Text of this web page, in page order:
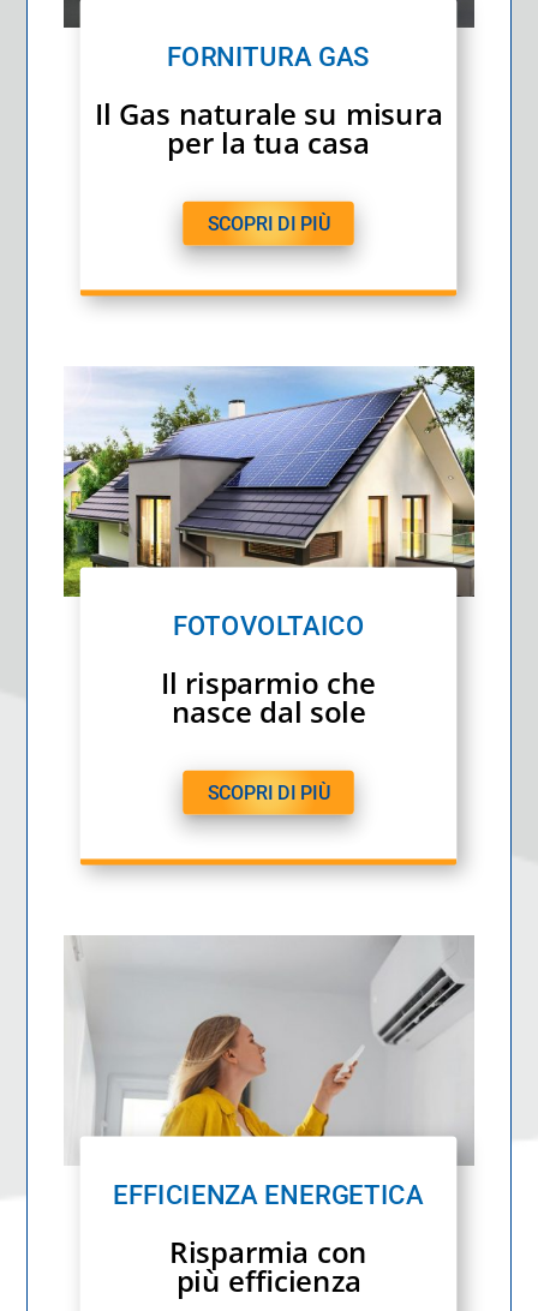
FORNITURA GAS
Il Gas naturale su misura
per la tua casa
SCOPRI DI PIÙ
FOTOVOLTAICO
Il risparmio che
nasce dal sole
SCOPRI DI PIÙ
EFFICIENZA ENERGETICA
Risparmia con
più efficienza